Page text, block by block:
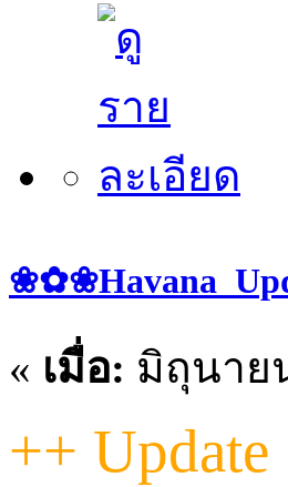
« เมื่อ: มิถุนาย
++